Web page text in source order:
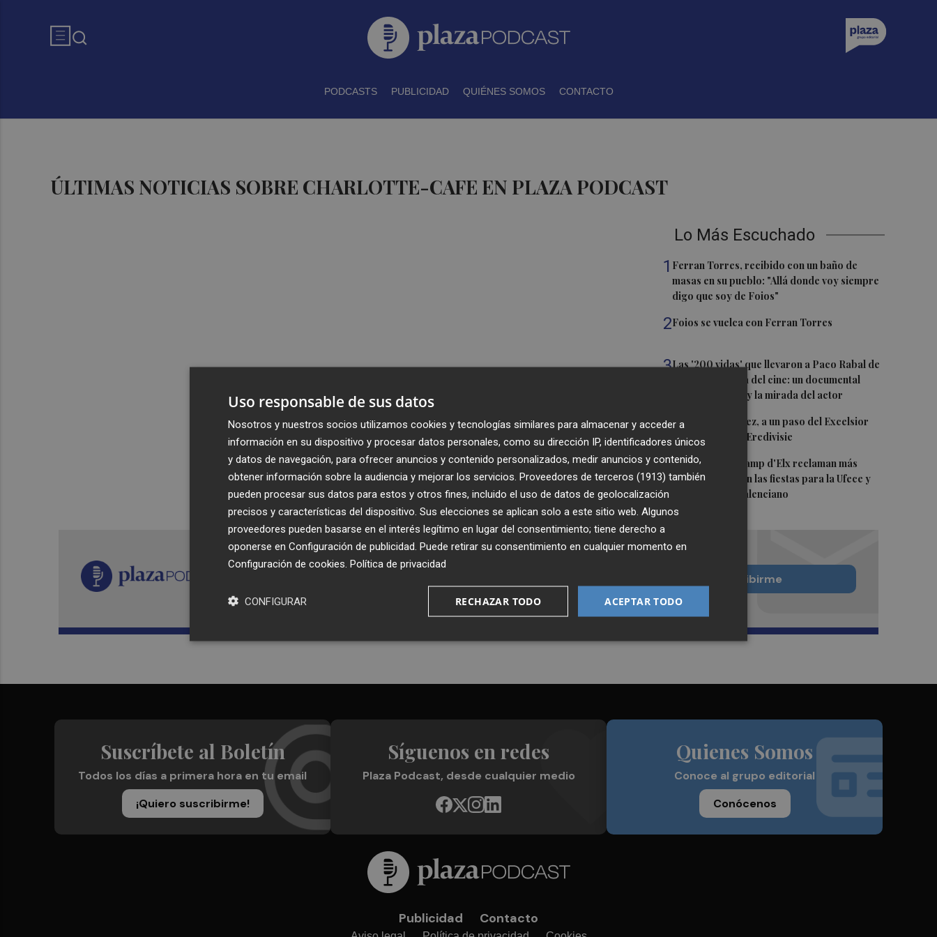
PODCASTS PUBLICIDAD QUIÉNES SOMOS CONTACTO
ÚLTIMAS NOTICIAS SOBRE CHARLOTTE-CAFE EN PLAZA PODCAST
Lo Más Escuchado
1 Ferran Torres, recibido con un baño de
masas en su pueblo: "Allá donde voy siempre
digo que soy de Foios"
2Foios se vuelca con Ferran Torres
3Las '200 vidas' que llevaron a Paco Rabal de
Águilas a la cima del cine: un documental
recupera la voz y la mirada del actor
4Mario Domínguez, a un paso del Excelsior
Róterdam de la Eredivisie
5Entidades del Camp d'Elx reclaman más
protagonismo en las fiestas para la Ufece y
conciertos en valenciano
Recibe toda la actualidad de
Plaza Podcast en tu correo
Quiero suscribirme
Suscríbete al Boletín
Todos los días a primera hora en tu email
¡Quiero suscribirme!
Síguenos en redes
Plaza Podcast, desde cualquier medio
Quienes Somos
Conoce al grupo editorial
Conócenos
Publicidad Contacto
Uso responsable de sus datos
Nosotros y nuestros socios utilizamos cookies y tecnologías similares para almacenar y acceder a
información en su dispositivo y procesar datos personales, como su dirección IP, identificadores únicos
y datos de navegación, para ofrecer anuncios y contenido personalizados, medir anuncios y contenido,
obtener información sobre la audiencia y mejorar los servicios. Proveedores de terceros (1913) también
pueden procesar sus datos para estos y otros fines, incluido el uso de datos de geolocalización
precisos y características del dispositivo. Sus elecciones se aplican solo a este sitio web. Algunos
proveedores pueden basarse en el interés legítimo en lugar del consentimiento; tiene derecho a
oponerse en Configuración de publicidad . Puede retirar su consentimiento en cualquier momento en
Configuración de cookies Política de privacidad
ACEPTAR TODO
RECHAZAR TODO
CONFIGURAR